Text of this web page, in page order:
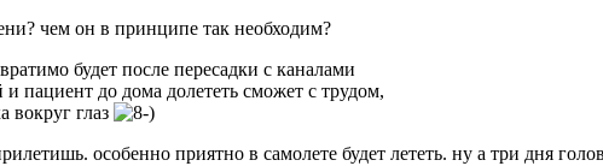
чем он в принципе так необходим?
будет после пересадки с каналами
пациент до дома долететь сможет с трудом,
вокруг глаз
особенно приятно в самолете будет лететь. ну а три дня